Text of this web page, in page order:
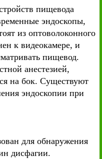
пищевода
эндоскопы,
из оптоволоконного
к видеокамере, и
пищевод.
анестезией,
на бок. Существуют
эндоскопии при
для обнаружения
дисфагии.